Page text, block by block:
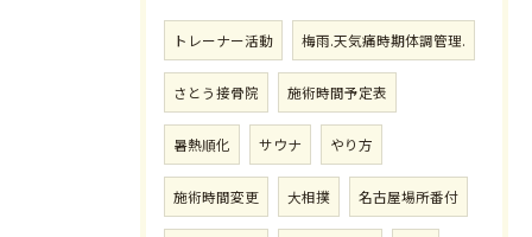
トレーナー活動 梅雨.天気痛時期体調管理.
さとう接骨院 施術時間予定表
暑熱順化 サウナ やり方
施術時間変更 大相撲 名古屋場所番付